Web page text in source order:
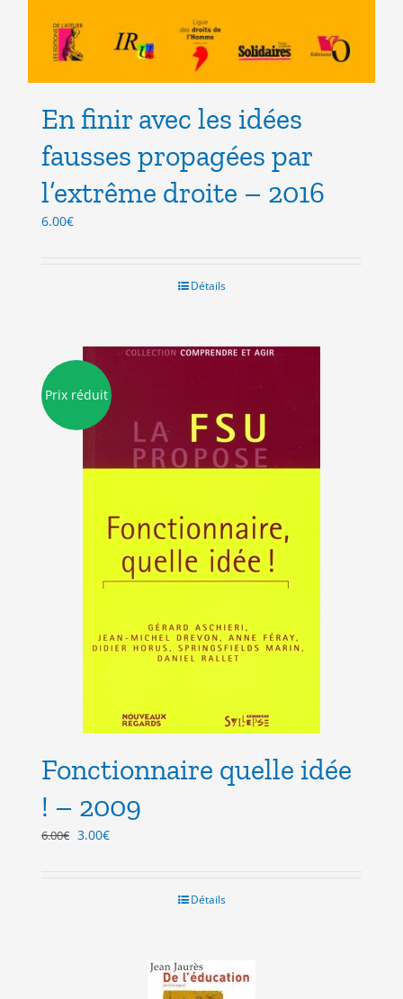
En finir avec les idées
fausses propagées par
l’extrême droite – 2016
6.00€
Détails
Prix réduit
Fonctionnaire quelle idée
! – 2009
6.00€ Le
3.00€Le
Détails